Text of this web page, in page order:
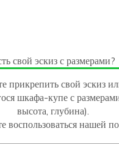
свой эскиз с размерами?
прикрепить свой эскиз
шкафа-купе с
высота, глубина).
воспользоваться нашей